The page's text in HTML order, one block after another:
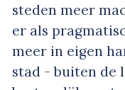
steden meer
er als
meer in eigen
stad - buiten de